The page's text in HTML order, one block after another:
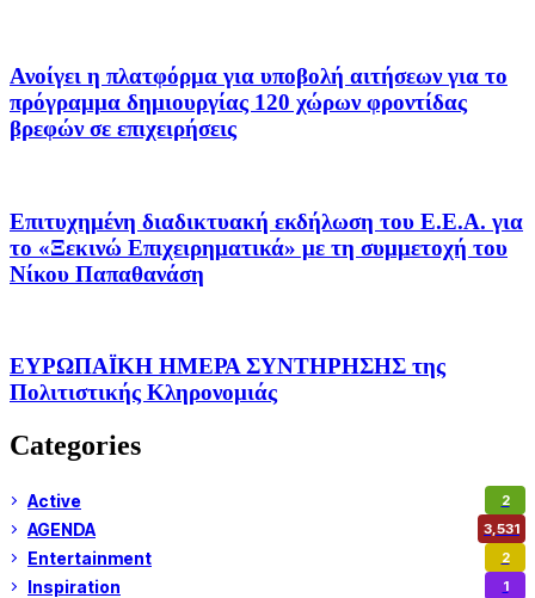
Ανοίγει η πλατφόρμα για υποβολή αιτήσεων για το
πρόγραμμα δημιουργίας 120 χώρων φροντίδας
βρεφών σε επιχειρήσεις
Επιτυχημένη διαδικτυακή εκδήλωση του Ε.Ε.Α. για
το «Ξεκινώ Επιχειρηματικά» με τη συμμετοχή του
Νίκου Παπαθανάση
ΕΥΡΩΠΑΪΚΗ ΗΜΕΡΑ ΣΥΝΤΗΡΗΣΗΣ της
Πολιτιστικής Κληρονομιάς
Categories
Active 2
AGENDA 3,531
Entertainment 2
Inspiration 1